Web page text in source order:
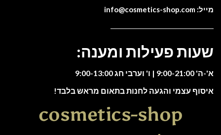
מייל: info@cosmetics-shop.com
שעות פעילות ומענה:
א'-ה' 9:00-21:00 | ו' וערבי חג 9:00-13:00
איסוף עצמי והגעה לחנות בתאום מראש בלבד!
cosmetics-shop